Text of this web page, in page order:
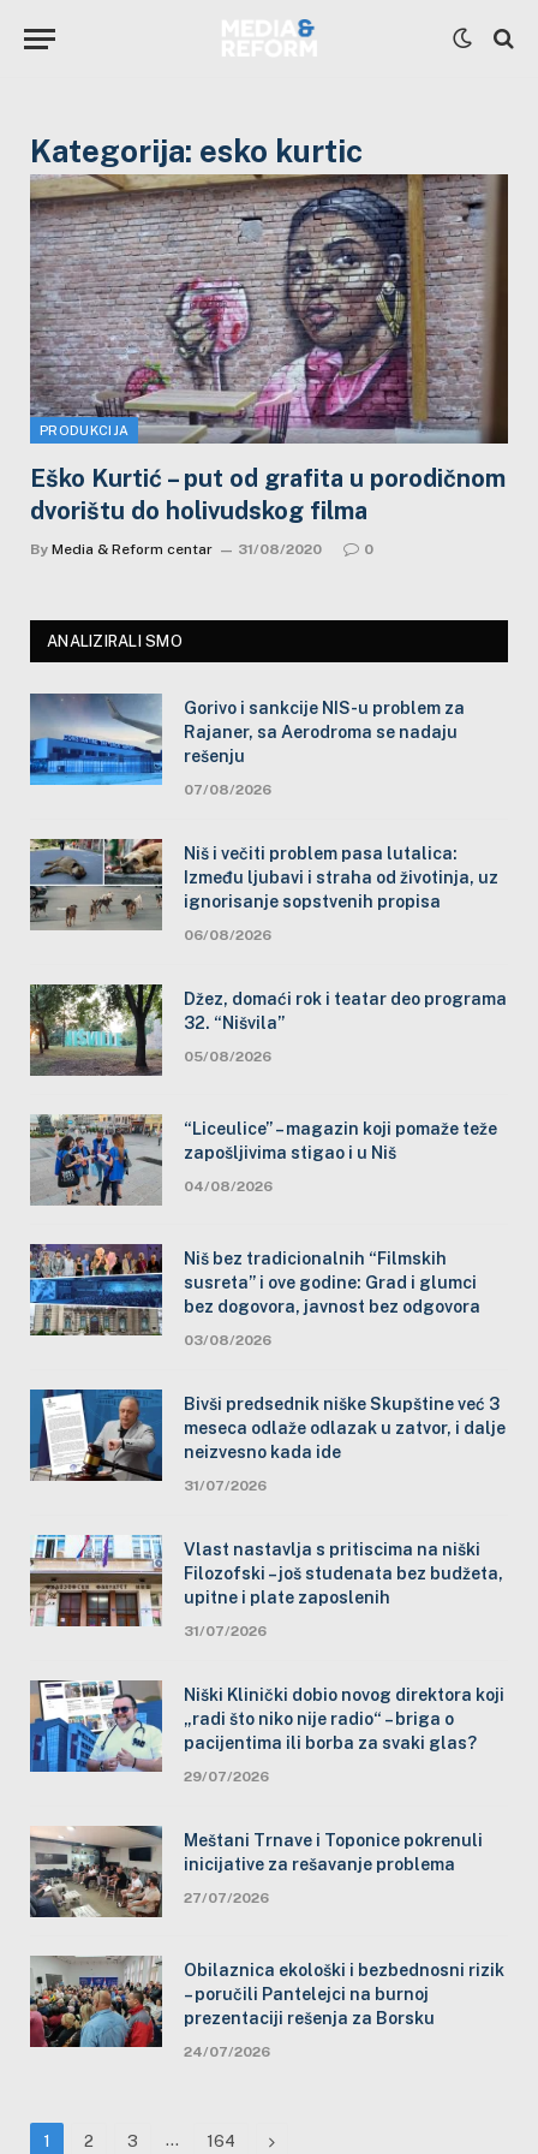
Kategorija: esko kurtic
PRODUKCIJA
Eško Kurtić – put od grafita u porodičnom
dvorištu do holivudskog filma
By Media & Reform centar 31/08/2020 0
ANALIZIRALI SMO
Gorivo i sankcije NIS-u problem za
Rajaner, sa Aerodroma se nadaju
rešenju
07/08/2026
Niš i večiti problem pasa lutalica:
Između ljubavi i straha od životinja, uz
ignorisanje sopstvenih propisa
06/08/2026
Džez, domaći rok i teatar deo programa
32. “Nišvila”
05/08/2026
“Liceulice” – magazin koji pomaže teže
zapošljivima stigao i u Niš
04/08/2026
Niš bez tradicionalnih “Filmskih
susreta” i ove godine: Grad i glumci
bez dogovora, javnost bez odgovora
03/08/2026
Bivši predsednik niške Skupštine već 3
meseca odlaže odlazak u zatvor, i dalje
neizvesno kada ide
31/07/2026
Vlast nastavlja s pritiscima na niški
Filozofski – još studenata bez budžeta,
upitne i plate zaposlenih
31/07/2026
Niški Klinički dobio novog direktora koji
„radi što niko nije radio“ – briga o
pacijentima ili borba za svaki glas?
29/07/2026
Meštani Trnave i Toponice pokrenuli
inicijative za rešavanje problema
27/07/2026
Obilaznica ekološki i bezbednosni rizik
– poručili Pantelejci na burnoj
prezentaciji rešenja za Borsku
24/07/2026
1 2 3 … 164 Next